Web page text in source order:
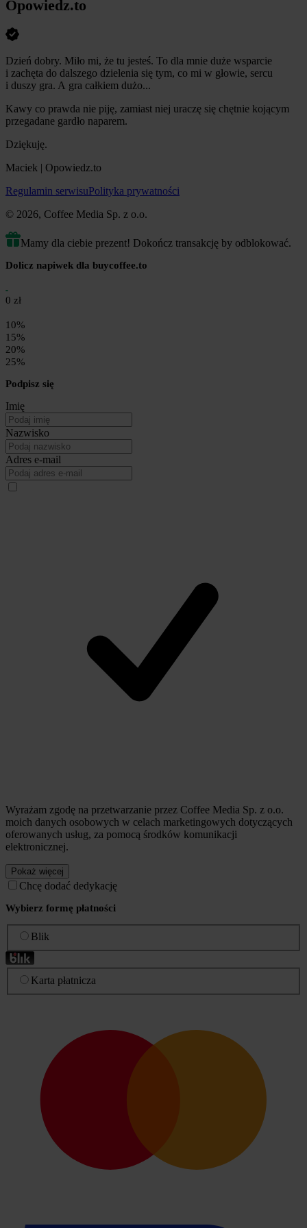
Opowiedz.to
Dzień dobry. Miło mi, że tu jesteś. To dla mnie duże wsparcie
i zachęta do dalszego dzielenia się tym, co mi w głowie, sercu
i duszy gra. A gra całkiem dużo...
Kawy co prawda nie piję, zamiast niej uraczę się chętnie kojącym
przegadane gardło naparem.
Dziękuję.
Maciek | Opowiedz.to
Regulamin serwisuPolityka prywatności
© 2026, Coffee Media Sp. z o.o.
Mamy dla ciebie prezent! Dokończ transakcję by odblokować.
Dolicz napiwek dla buycoffee.to
0 zł
10%
15%
20%
25%
Podpisz się
Imię
Nazwisko
Adres e-mail
Wyrażam zgodę na przetwarzanie przez Coffee Media Sp. z o.o.
moich danych osobowych w celach marketingowych dotyczących
oferowanych usług, za pomocą środków komunikacji
elektronicznej.
Pokaż więcej
Chcę dodać dedykację
Wybierz formę płatności
Blik
Karta płatnicza